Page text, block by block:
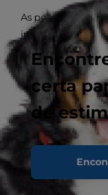
certa
de
As potenciais
incluem:
Redução do
Pressão
Tumores
tampões